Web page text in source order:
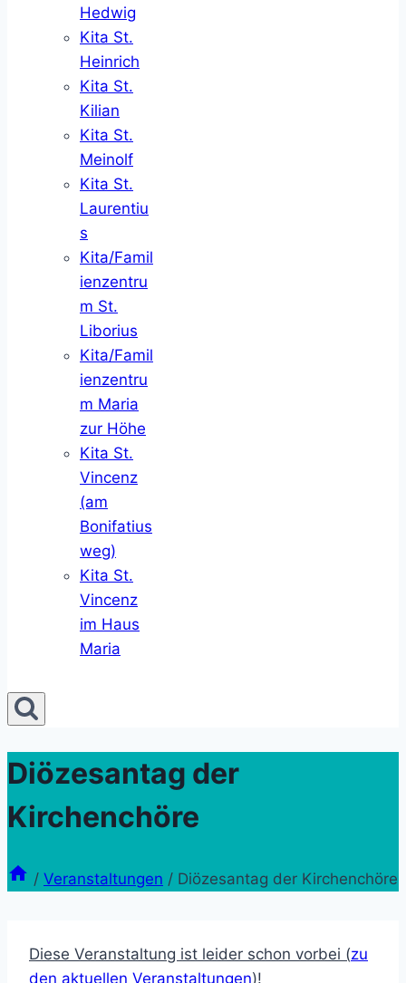
Hedwig
Kita St.
Heinrich
Kita St.
Kilian
Kita St.
Meinolf
Kita St.
Laurentiu
s
Kita/Famil
ienzentru
m St.
Liborius
Kita/Famil
ienzentru
m Maria
zur Höhe
Kita St.
Vincenz
(am
Bonifatius
weg)
Kita St.
Vincenz
im Haus
Maria
Diözesantag der
Kirchenchöre
/ Veranstaltungen / Diözesantag der Kirchenchöre
Diese Veranstaltung ist leider schon vorbei (zu
den aktuellen Veranstaltungen)!